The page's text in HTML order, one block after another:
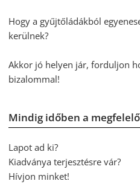
Hogy a gyűjtőládákból
kerülnek?
Akkor jó helyen jár, forduljon
bizalommal!
Mindig időben a
Lapot ad ki?
Kiadványa terjesztésre vár?
Hívjon minket!